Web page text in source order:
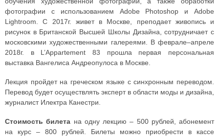
фотографии с использованием Adobe Photoshop и Adobe
Lightroom. С 2017г. живет в Москве, преподает живопись и
рисунок в Британской Высшей Школы Дизайна, сотрудничает с
московскими художественными галереями. В феврале–апреле
2018г. в L’Appartement 83 прошла первая персональная
выставка Вангелиса Андреопулоса в Москве.
Лекция пройдет на греческом языке с синхронным переводом.
Перевод будет осуществлять эксперт в области моды и дизайна,
журналист Илектра Канестри.
Стоимость билета на одну лекцию – 500 рублей, абонемент
на курс – 800 рублей. Билеты можно приобрести в кассе